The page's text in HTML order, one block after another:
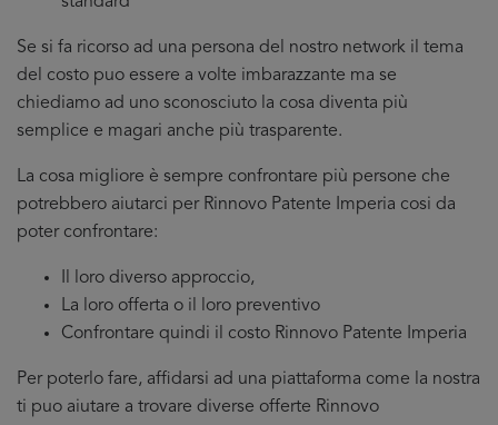
Se si fa ricorso ad una persona del nostro network il tema
del costo puo essere a volte imbarazzante ma se
chiediamo ad uno sconosciuto la cosa diventa più
semplice e magari anche più trasparente.
La cosa migliore è sempre confrontare più persone che
potrebbero aiutarci per Rinnovo Patente Imperia cosi da
poter confrontare:
Il loro diverso approccio,
La loro offerta o il loro preventivo
Confrontare quindi il costo Rinnovo Patente Imperia
Per poterlo fare, affidarsi ad una piattaforma come la nostra
ti puo aiutare a trovare diverse offerte Rinnovo